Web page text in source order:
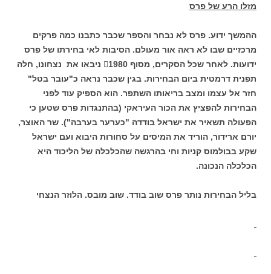
מזלו הרע של פרס
ההמשך ידוע. פרס לא נבחר והספר שכבר כתבנו כמה פרקים
מרכזיים שבו לא ראה אור מעולם. הסיבות לאי בחירתו של פרס
ידועות. לאחר שכל הסקרים, מסוף 1980 ניבאו את נצחונו, חלה
תפנית דרמטית ביום הבחירות. בגין שכבר נראה כ"עובר בטל"
חזר אל עצמו ומצב בריאותו השתפר. הוא הספיק עוד לפני
הבחירות להפציץ את הכור העיראקי (בהתנגדות פרס שטען כי
הפעולה תשאיר את ישראל בודדה "כערער בערבה"). שר האוצר,
יורם ארידור, הוריד את המיסים על סחורות היבוא ועם ישראל
שקע בבולמוס קניות וחי בהרגשה שהכלכלה של הליכוד היא
הכלכלה הנכונה.
בליל הבחירות נותר פרס שוב בודד. שוב מובס. הלוזר הנצחי